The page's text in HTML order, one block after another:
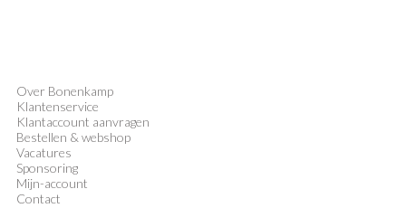
Over Bonenkamp
Klantenservice
Klantaccount aanvragen
Bestellen & webshop
Vacatures
Sponsoring
Mijn-account
Contact